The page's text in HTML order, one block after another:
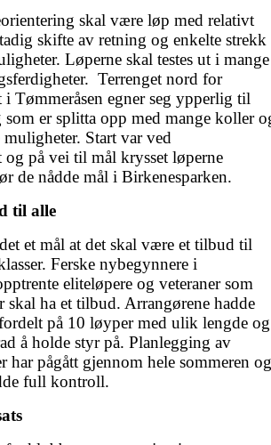
skal være løp med relativt
skifte av retning og enkelte strekk
Løperne skal testes ut i mange
Terrenget nord for
i Tømmeråsen egner seg ypperlig til
som er splitta opp med mange koller
Start var ved
og på vei til mål krysset løperne
de nådde mål i Birkenesparken.
til alle
et mål at det skal være et tilbud til
Ferske nybegynnere i
eliteløpere og veteraner som
skal ha et tilbud. Arrangørene hadde
på 10 løyper med ulik lengde og
å holde styr på. Planlegging av
har pågått gjennom hele sommeren og
full kontroll.